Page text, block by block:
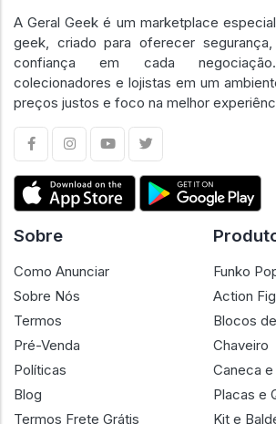
A Geral Geek é um marketplace
geek, criado para oferecer
confiança em cada
colecionadores e lojistas em um
preços justos e foco na melhor
Sobre
Como Anunciar
Sobre Nós
Termos
Pré-Venda
Políticas
Blog
Termos Frete Grátis
Funko
Action
Blocos
Chaveiro
Caneca
Placas e
Kit e